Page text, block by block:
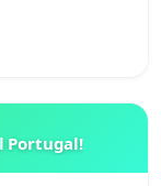
Portugal!